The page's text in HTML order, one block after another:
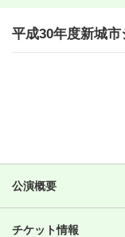
平成30年度新城
公演概要
チケット情報